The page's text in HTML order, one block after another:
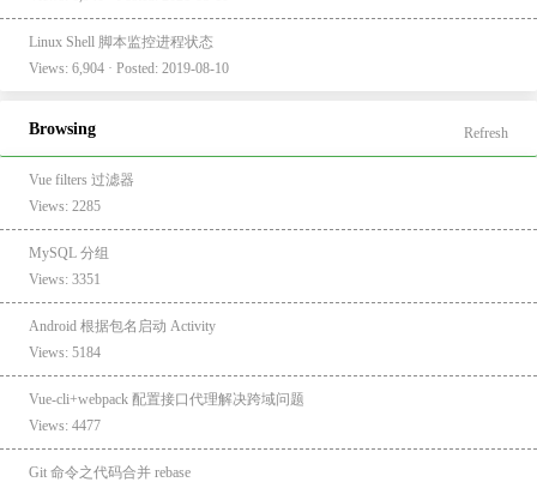
Linux Shell 脚本监控进程状态
Views: 6,904 · Posted: 2019-08-10
Browsing Refresh
Vue filters 过滤器
Views: 2285
MySQL 分组
Views: 3351
Android 根据包名启动 Activity
Views: 5184
Vue-cli+webpack 配置接口代理解决跨域问题
Views: 4477
Git 命令之代码合并 rebase